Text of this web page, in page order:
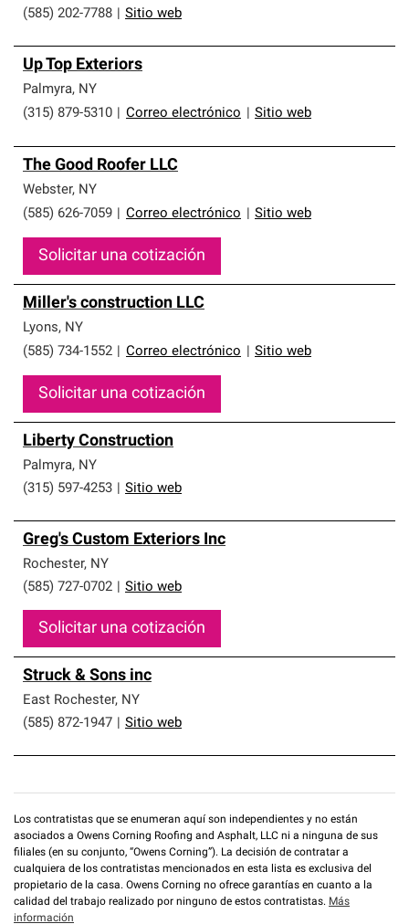
(585) 202-7788
Sitio web
Up Top Exteriors
Palmyra, NY
(315) 879-5310
Correo electrónico Sitio web
The Good Roofer LLC
Webster, NY
(585) 626-7059
Correo electrónico Sitio web
Solicitar una cotización
Miller's construction LLC
Lyons, NY
(585) 734-1552
Correo electrónico Sitio web
Solicitar una cotización
Liberty Construction
Palmyra, NY
(315) 597-4253
Sitio web
Greg's Custom Exteriors Inc
Rochester, NY
(585) 727-0702
Sitio web
Solicitar una cotización
Struck & Sons inc
East Rochester, NY
(585) 872-1947
Sitio web
Los contratistas que se enumeran aquí son independientes y no están
asociados a Owens Corning Roofing and Asphalt, LLC ni a ninguna de sus
filiales (en su conjunto, “Owens Corning”). La decisión de contratar a
cualquiera de los contratistas mencionados en esta lista es exclusiva del
propietario de la casa. Owens Corning no ofrece garantías en cuanto a la
calidad del trabajo realizado por ninguno de estos contratistas. Más
información